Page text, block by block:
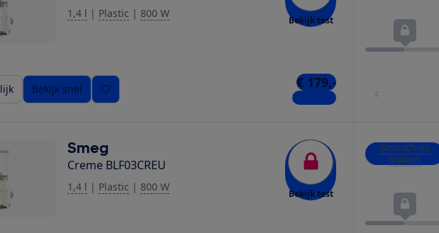
1,4 l | Plastic | 800 W
Bekijk test
Bekijk snel € 179,-
3 winkels
Smeg
Creme BLF03CREU
1,4 l | Plastic | 800 W
Bekijk test
Smoothies
maken